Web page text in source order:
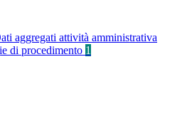
aggregati attività amministrativa
di procedimento 1